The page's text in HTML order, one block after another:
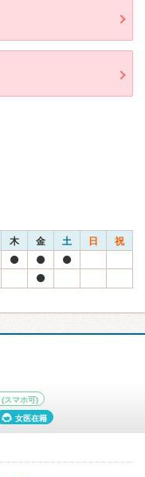
木 金 土 日 祝
(スマホ可)
女医在籍